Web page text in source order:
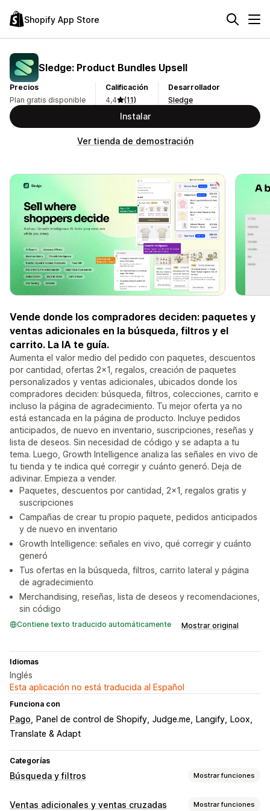
Shopify App Store
Sledge: Product Bundles Upsell
Precios
Plan gratis disponible
Calificación
4,4
(11)
Desarrollador
Sledge
Instalar
Ver tienda de demostración
Vende donde los compradores deciden: paquetes y
ventas adicionales en la búsqueda, filtros y el
carrito. La IA te guía.
Aumenta el valor medio del pedido con paquetes, descuentos
por cantidad, ofertas 2x1, regalos, creación de paquetes
personalizados y ventas adicionales, ubicados donde los
compradores deciden: búsqueda, filtros, colecciones, carrito e
incluso la página de agradecimiento. Tu mejor oferta ya no
está estancada en la página de producto. Incluye pedidos
anticipados, de nuevo en inventario, suscripciones, reseñas y
lista de deseos. Sin necesidad de código y se adapta a tu
tema. Luego, Growth Intelligence analiza las señales en vivo de
tu tienda y te indica qué corregir y cuánto generó. Deja de
adivinar. Empieza a vender.
Paquetes, descuentos por cantidad, 2x1, regalos gratis y
suscripciones
Campañas de crear tu propio paquete, pedidos anticipados
y de nuevo en inventario
Growth Intelligence: señales en vivo, qué corregir y cuánto
generó
Tus ofertas en la búsqueda, filtros, carrito lateral y página
de agradecimiento
Merchandising, reseñas, lista de deseos y recomendaciones,
sin código
Contiene texto traducido automáticamente Mostrar original
Idiomas
Inglés
Esta aplicación no está traducida al Español
Funciona con
Pago Panel de control de Shopify Judge.me Langify
Loox
Translate & Adapt
Categorías
Búsqueda y filtros Mostrar funciones
Funciones de búsqueda
Ventas adicionales y ventas cruzadas Mostrar funciones